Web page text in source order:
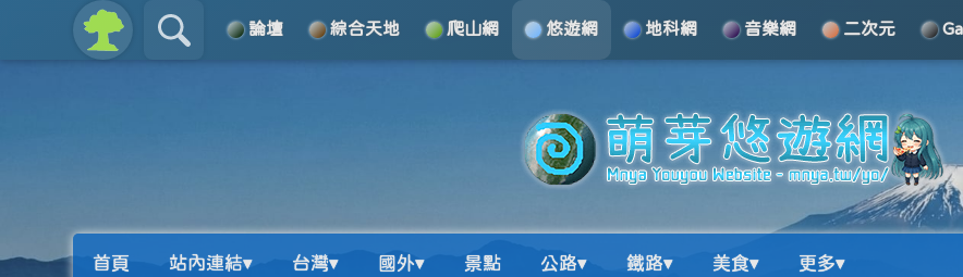
論壇 綜合天地 爬山網 悠遊網 地科網 音樂網 二次元
首頁 站內連結▾ 台灣▾ 國外▾ 景點 公路▾ 鐵路▾ 美食▾ 更多▾